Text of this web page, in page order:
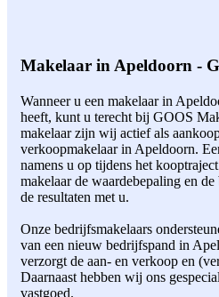
Makelaar in Apeldoorn -
Wanneer u een makelaar in
heeft, kunt u terecht bij GOOS
makelaar zijn wij actief als
verkoopmakelaar in Apeldoorn.
namens u op tijdens het
makelaar de waardebepaling en
de resultaten met u.
Onze bedrijfsmakelaars
van een nieuw bedrijfspand in
verzorgt de aan- en verkoop en
Daarnaast hebben wij ons
vastgoed.